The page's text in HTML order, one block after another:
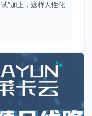
”加上，这样人性化